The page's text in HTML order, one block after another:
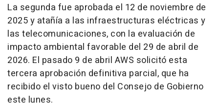
La segunda fue aprobada el 12 de noviembre de
2025 y atañía a las infraestructuras eléctricas y
las telecomunicaciones, con la evaluación de
impacto ambiental favorable del 29 de abril de
2026. El pasado 9 de abril AWS solicitó esta
tercera aprobación definitiva parcial, que ha
recibido el visto bueno del Consejo de Gobierno
este lunes.